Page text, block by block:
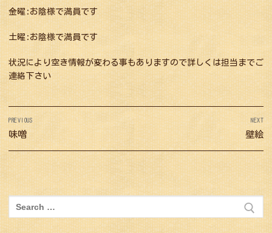
金曜:お陰様で満員です
土曜:お陰様で満員です
状況により空き情報が変わる事もありますので詳しくは担当までご
連絡下さい
投
稿
ナ
ビ
ゲ
ー
シ
PREVIOUS
Previous
post:
味噌
NEXT
Next
post:
壁絵
索: